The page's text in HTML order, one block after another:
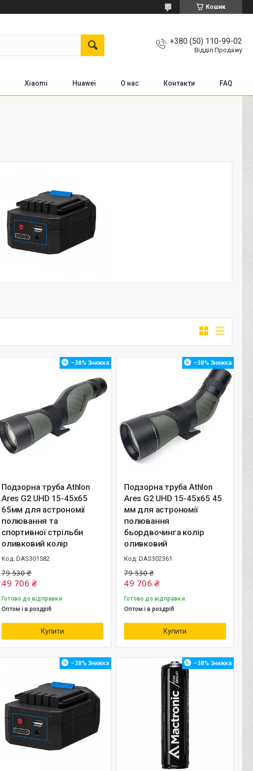
Кошик
+380 (50) 110-99-02
Відділ Продажу
Xiaomi Huawei О нас Контакти FAQ
–38%
Подзорна труба Athlon
Ares G2 UHD 15-45x65
65мм для астрономії
полювання та
спортивної стрільби
оливковий колір
DAS301582
79 530 ₴
49 706 ₴
Готово до відправки
Оптом і в роздріб
Купити
–38%
Подзорна труба Athlon
Ares G2 UHD 15-45x65 45
мм для астрономії
полювання
бьордвочинга колір
оливковий
DAS302361
79 530 ₴
49 706 ₴
Готово до відправки
Оптом і в роздріб
Купити
–38% –38%